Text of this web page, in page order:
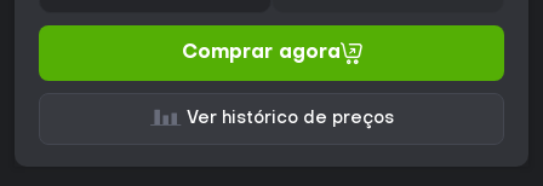
Comprar agora
Ver histórico de preços